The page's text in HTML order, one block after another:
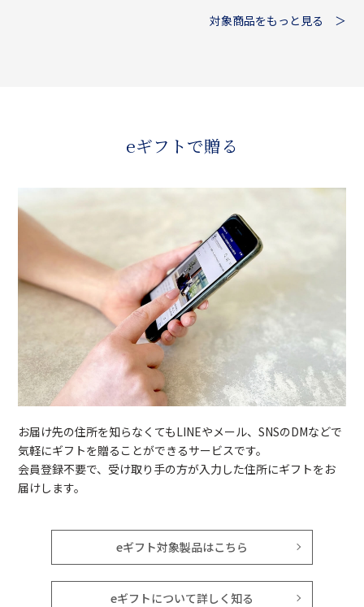
対象商品をもっと見る ＞
eギフトで贈る
お届け先の住所を知らなくてもLINEやメール、SNSのDMなどで
気軽にギフトを贈ることができるサービスです。
会員登録不要で、受け取り手の方が入力した住所にギフトをお
届けします。
eギフト対象製品はこちら
eギフトについて詳しく知る